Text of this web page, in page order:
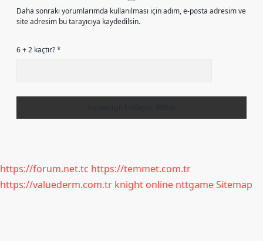
Daha sonraki yorumlarımda kullanılması için adım, e-posta adresim ve
site adresim bu tarayıcıya kaydedilsin.
6 + 2 kaçtır?*
https://forum.net.tc https://temmet.com.tr
https://valuederm.com.tr knight online nttgameSitemap